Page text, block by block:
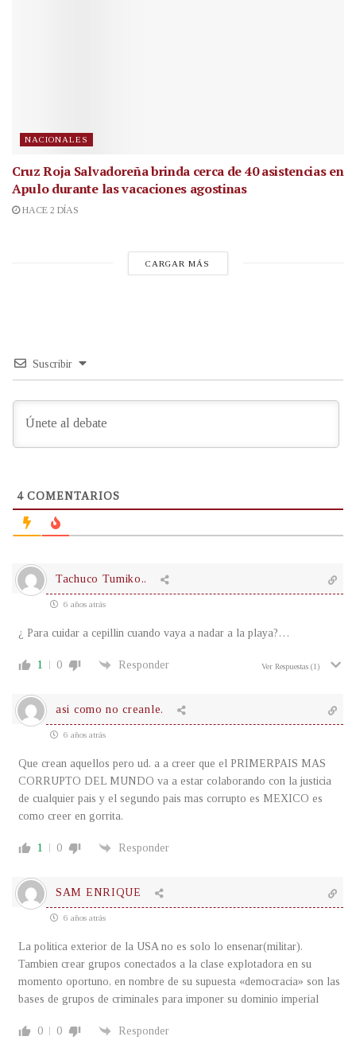
NACIONALES
Cruz Roja Salvadoreña brinda cerca de 40 asistencias en
Apulo durante las vacaciones agostinas
HACE 2 DÍAS
CARGAR MÁS
Suscribir
4COMENTARIOS
Tachuco Tumiko..
6 años atrás
¿ Para cuidar a cepillin cuando vaya a nadar a la playa?…
1 0 Responder Ver Respuestas (1)
asi como no creanle.
6 años atrás
Que crean aquellos pero ud. a a creer que el PRIMERPAIS MAS
CORRUPTO DEL MUNDO va a estar colaborando con la justicia
de cualquier pais y el segundo pais mas corrupto es MEXICO es
como creer en gorrita.
1 0 Responder
SAM ENRIQUE
6 años atrás
La politica exterior de la USA no es solo lo ensenar(militar).
Tambien crear grupos conectados a la clase explotadora en su
momento oportuno, en nombre de su supuesta «democracia» son las
bases de grupos de criminales para imponer su dominio imperial
0 0 Responder